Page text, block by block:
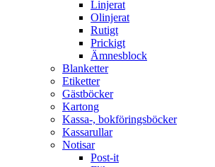
Linjerat
Olinjerat
Rutigt
Prickigt
Ämnesblock
Blanketter
Etiketter
Gästböcker
Kartong
Kassa-, bokföringsböcker
Kassarullar
Notisar
Post-it